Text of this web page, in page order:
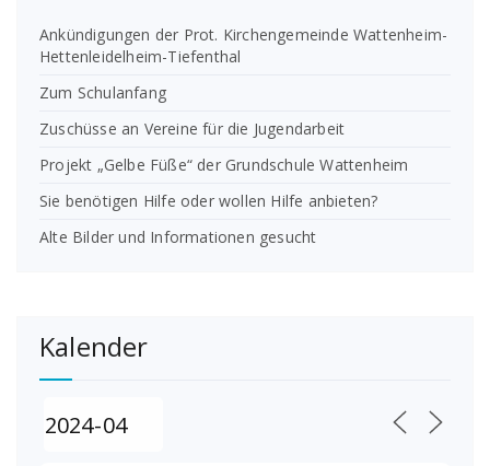
Ankündigungen der Prot. Kirchengemeinde Wattenheim-
Hettenleidelheim-Tiefenthal
Zum Schulanfang
Zuschüsse an Vereine für die Jugendarbeit
Projekt „Gelbe Füße“ der Grundschule Wattenheim
Sie benötigen Hilfe oder wollen Hilfe anbieten?
Alte Bilder und Informationen gesucht
Kalender